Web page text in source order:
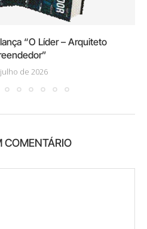
“O Líder – Arquiteto
de 2026
COMENTÁRIO